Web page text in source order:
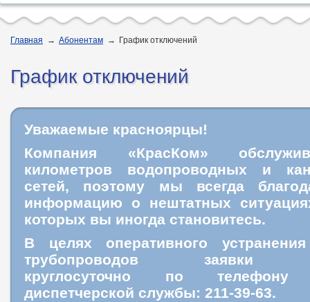
Главная → Абонентам → График отключений
График отключений
Уважаемые красноярцы!
Компания «КрасКом»
километров водопроводных и
сетей, поэтому мы всегда
информацию о нештатных
которых вы иногда становитесь.
В целях оперативного
трубопроводов заявки
круглосуточно по телефону
диспетчерской службы: 211-39-63.